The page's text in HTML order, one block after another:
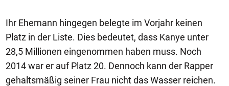
Ihr Ehemann hingegen belegte im Vorjahr keinen
Platz in der Liste. Dies bedeutet, dass Kanye unter
28,5 Millionen eingenommen haben muss. Noch
2014 war er auf Platz 20. Dennoch kann der Rapper
gehaltsmäßig seiner Frau nicht das Wasser reichen.